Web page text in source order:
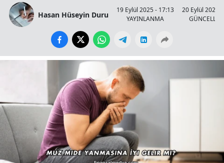
Hasan Hüseyin Duru
19 Eylül 2025 - 17:13
YAYINLANMA
20 Eylül 2025